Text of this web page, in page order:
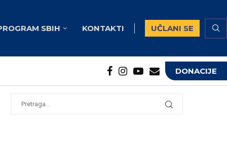
SBIH KONTAKTI UČLANI SE
DONACIJE